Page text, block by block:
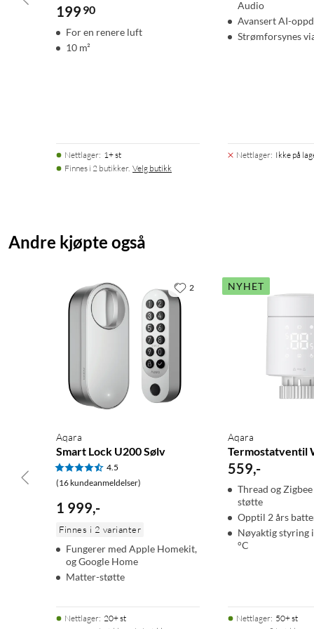
199 90
For en renere luft
10 m²
Nettlager: 1+ st
Finnes i 2 butikker. Velg butikk
Audio
Avansert AI-
Strømforsynes
Nettlager: Ikke på
Andre kjøpte også
Aqara
Smart Lock U200 Sølv
4.5
(16 kundeanmeldelser)
1 999,-
Finnes i 2 varianter
Fungerer med Apple Homekit,
og Google Home
Matter-støtte
Nettlager: 20+ st
2 NYHET
Aqara
Termostatventil
559,-
Thread og
støtte
Opptil 2 års
Nøyaktig styring
°C
Nettlager: 50+ st